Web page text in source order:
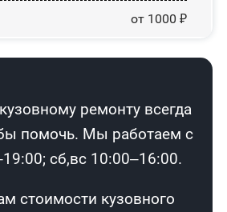
от 1000 ₽
ремонту всегда
помочь. Мы работаем с
сб,вс 10:00–16:00.
стоимости кузовного